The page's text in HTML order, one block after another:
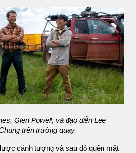
Glen Powell, và đạo diễn Lee
trên trường quay
cảnh tượng và sau đó quên mất